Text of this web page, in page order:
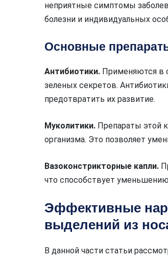
неприятные симптомы
болезни и индивидуальных
Основные
Антибиотики. Применяются в
зеленых секретов.
предотвратить их развитие.
Муколитики. Препараты этой
организма. Это позволяет
Вазоконстрикторные капли.
что способствует
Эффективные
выделений из
В данной части статьи